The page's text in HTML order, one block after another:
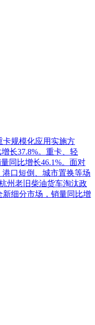
卡规模化应用实施方
长37.8%。重卡、轻
同比增长46.1%。面对
口短倒、城市置换等场
州老旧柴油货车淘汰政
细分市场，销量同比增